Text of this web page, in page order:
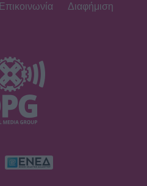
Επικοινωνία Διαφήμιση